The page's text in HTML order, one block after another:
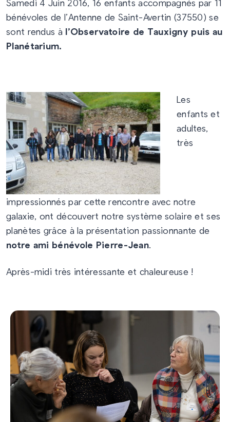
Samedi 4 Juin 2016, 16 enfants accompagnés par 11
bénévoles de l’Antenne de Saint-Avertin (37550) se
sont rendus à l’Observatoire de Tauxigny puis au
Planétarium.
Les
enfants et
adultes,
très
impressionnés par cette rencontre avec notre
galaxie, ont découvert notre système solaire et ses
planètes grâce à la présentation passionnante de
notre ami bénévole Pierre-Jean.
Après-midi très intéressante et chaleureuse !